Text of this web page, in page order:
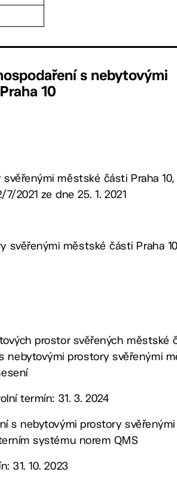
s nebytovými
10
městské části Praha
2021 ze dne 25. 1. 2021
městské části Praha
prostor svěřených městské
nebytovými prostory svěřenými
termín: 31. 3. 2024
s nebytovými prostory
systému norem QMS
31. 10. 2023